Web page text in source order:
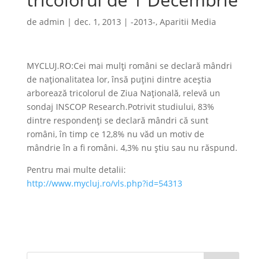
de admin | dec. 1, 2013 | -2013-, Aparitii Media
MYCLUJ.RO:Cei mai mulți români se declară mândri
de naționalitatea lor, însă puțini dintre aceștia
arborează tricolorul de Ziua Națională, relevă un
sondaj INSCOP Research.Potrivit studiului, 83%
dintre respondenți se declară mândri că sunt
români, în timp ce 12,8% nu văd un motiv de
mândrie în a fi români. 4,3% nu știu sau nu răspund.
Pentru mai multe detalii:
http://www.mycluj.ro/vls.php?id=54313